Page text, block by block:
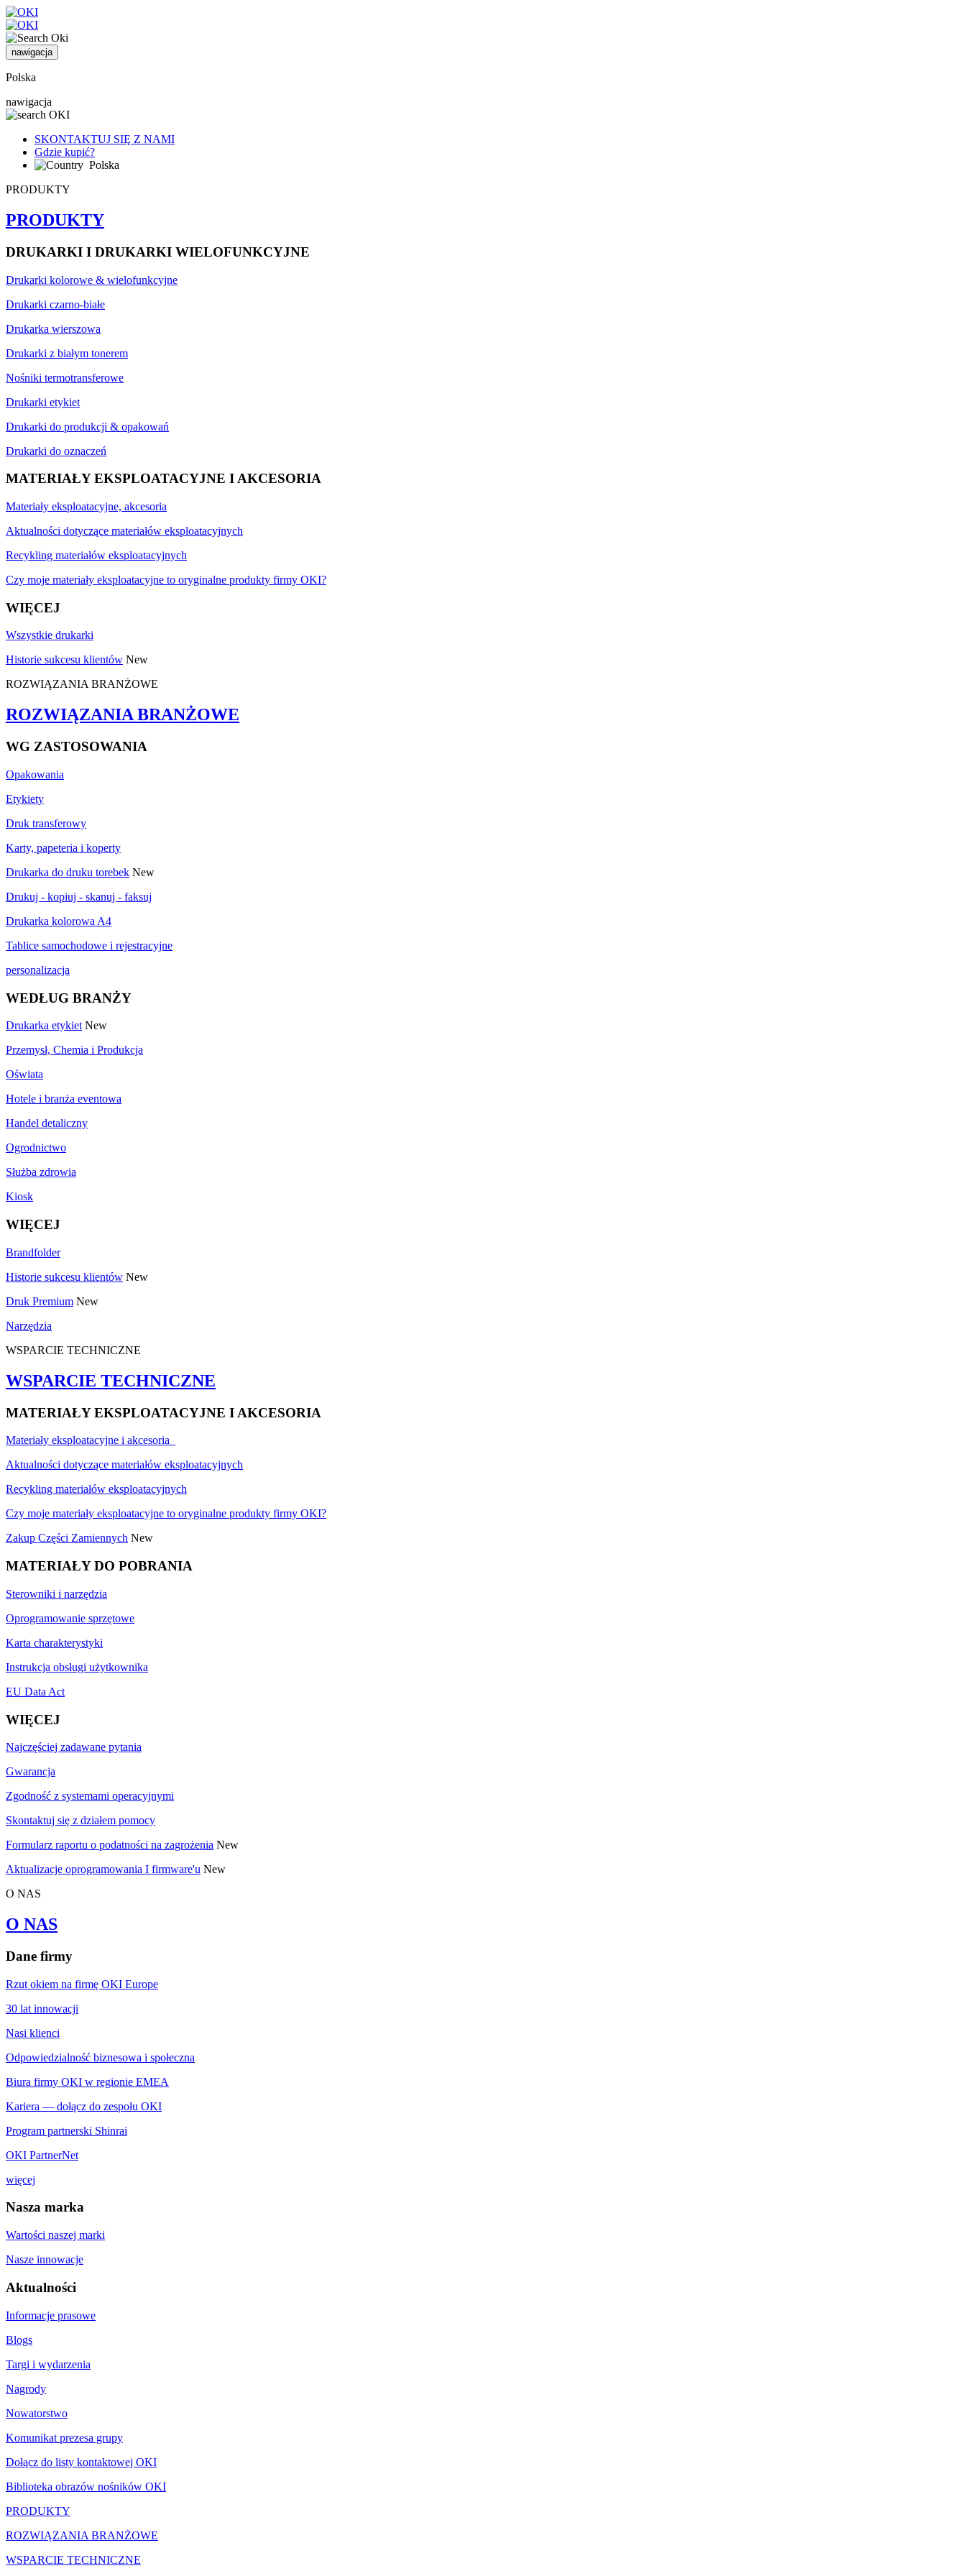
nawigacja
Polska
nawigacja
SKONTAKTUJ SIĘ Z NAMI
Gdzie kupić?
Polska
PRODUKTY
PRODUKTY
DRUKARKI I DRUKARKI WIELOFUNKCYJNE
Drukarki kolorowe & wielofunkcyjne
Drukarki czarno-białe
Drukarka wierszowa
Drukarki z białym tonerem
Nośniki termotransferowe
Drukarki etykiet
Drukarki do produkcji & opakowań
Drukarki do oznaczeń
MATERIAŁY EKSPLOATACYJNE I AKCESORIA
Materiały eksploatacyjne, akcesoria
Aktualności dotyczące materiałów eksploatacyjnych
Recykling materiałów eksploatacyjnych
Czy moje materiały eksploatacyjne to oryginalne produkty firmy OKI?
WIĘCEJ
Wszystkie drukarki
Historie sukcesu klientów New
ROZWIĄZANIA BRANŻOWE
ROZWIĄZANIA BRANŻOWE
WG ZASTOSOWANIA
Opakowania
Etykiety
Druk transferowy
Karty, papeteria i koperty
Drukarka do druku torebek New
Drukuj - kopiuj - skanuj - faksuj
Drukarka kolorowa A4
Tablice samochodowe i rejestracyjne
personalizacja
WEDŁUG BRANŻY
Drukarka etykiet New
Przemysł, Chemia i Produkcja
Oświata
Hotele i branża eventowa
Handel detaliczny
Ogrodnictwo
Służba zdrowia
Kiosk
WIĘCEJ
Brandfolder
Historie sukcesu klientów New
Druk Premium New
Narzędzia
WSPARCIE TECHNICZNE
WSPARCIE TECHNICZNE
MATERIAŁY EKSPLOATACYJNE I AKCESORIA
Materiały eksploatacyjne i akcesoria
Aktualności dotyczące materiałów eksploatacyjnych
Recykling materiałów eksploatacyjnych
Czy moje materiały eksploatacyjne to oryginalne produkty firmy OKI?
Zakup Części Zamiennych New
MATERIAŁY DO POBRANIA
Sterowniki i narzędzia
Oprogramowanie sprzętowe
Karta charakterystyki
Instrukcja obsługi użytkownika
EU Data Act
WIĘCEJ
Najczęściej zadawane pytania
Gwarancja
Zgodność z systemami operacyjnymi
Skontaktuj się z działem pomocy
Formularz raportu o podatności na zagrożenia New
Aktualizacje oprogramowania I firmware'u New
O NAS
O NAS
Dane firmy
Rzut okiem na firmę OKI Europe
30 lat innowacji
Nasi klienci
Odpowiedzialność biznesowa i społeczna
Biura firmy OKI w regionie EMEA
Kariera — dołącz do zespołu OKI
Program partnerski Shinrai
OKI PartnerNet
więcej
Nasza marka
Wartości naszej marki
Nasze innowacje
Aktualności
Informacje prasowe
Blogs
Targi i wydarzenia
Nagrody
Nowatorstwo
Komunikat prezesa grupy
Dołącz do listy kontaktowej OKI
Biblioteka obrazów nośników OKI
PRODUKTY
ROZWIĄZANIA BRANŻOWE
WSPARCIE TECHNICZNE